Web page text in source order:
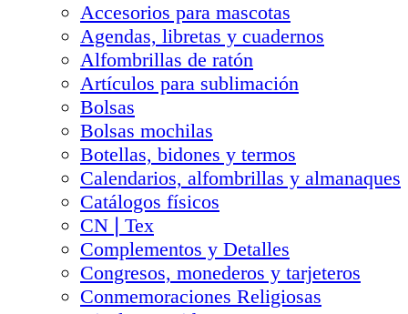
Accesorios para mascotas
Agendas, libretas y cuadernos
Alfombrillas de ratón
Artículos para sublimación
Bolsas
Bolsas mochilas
Botellas, bidones y termos
Calendarios, alfombrillas y almanaques
Catálogos físicos
CN❘Tex
Complementos y Detalles
Congresos, monederos y tarjeteros
Conmemoraciones Religiosas